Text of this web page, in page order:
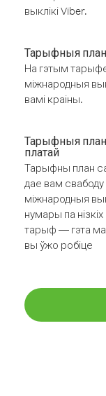
выклікі Viber.
Тарыфныя
На гэтым
міжнародныя
вамі краіны.
Тарыфныя
платай
Тарыфны план
дае вам
міжнародныя
нумары па
тарыф — гэта
вы ўжо робіце